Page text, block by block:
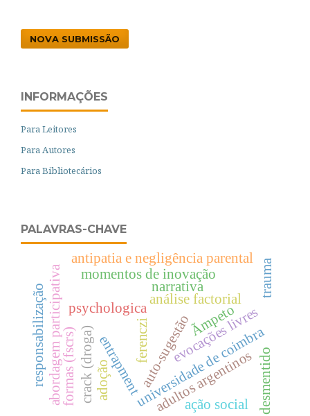
NOVA SUBMISSÃO
INFORMAÇÕES
Para Leitores
Para Autores
Para Bibliotecários
PALAVRAS-CHAVE
auto-sugestão
universidade de coimbra
psychologica
análise factorial
narrativa
momentos de inovação
entrapment evocações livres
crack (droga)
abordagem participativa adultos argentinos
antipatia e negligência parental
ação social
ferenczi
trauma
desmentido
Ãmpeto
formas (fscrs)
responsabilização adoção